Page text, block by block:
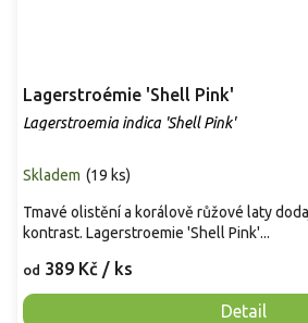
Lagerstroémie 'Shell Pink'
Lagerstroemia indica 'Shell Pink'
Skladem (19 ks)
od 389 Kč / ks
Detail
Tmavé olistění a korálově růžové laty
kontrast. Lagerstroemie 'Shell Pink'...